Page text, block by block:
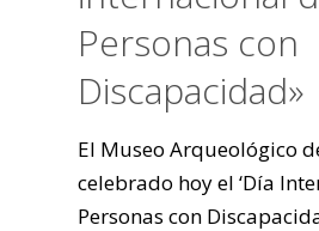
Personas con
Discapacidad»
El Museo Arqueológico
celebrado hoy el ‘Día
Personas con